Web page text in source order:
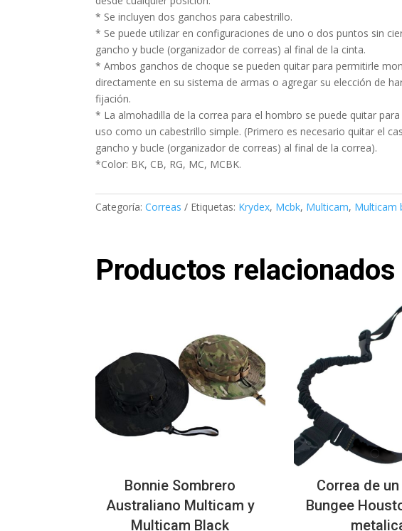
* Se incluyen dos ganchos para cabestrillo.
* Se puede utilizar en configuraciones de uno o dos puntos sin
gancho y bucle (organizador de correas) al final de la cinta.
* Ambos ganchos de choque se pueden quitar para permitirle
directamente en su sistema de armas o agregar su elección de
fijación.
* La almohadilla de la correa para el hombro se puede quitar
uso como un cabestrillo simple. (Primero es necesario quitar el
gancho y bucle (organizador de correas) al final de la correa).
*Color: BK, CB, RG, MC, MCBK.
Categoría:Correas Etiquetas: Krydex, Mcbk, Multicam, Multicam
Productos relacionados
Bonnie Sombrero
Australiano Multicam y
Multicam Black
Correa de
Bungee